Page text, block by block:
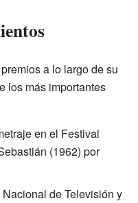
a lo largo de su
los más importantes
en el Festival
(1962) por
de Televisión y